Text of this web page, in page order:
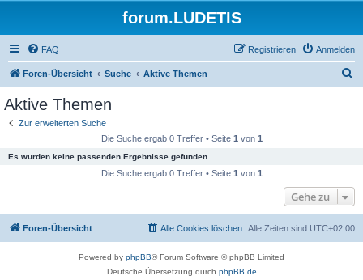
forum.LUDETIS
FAQ Anmelden
Registrieren
Foren-Übersicht Suche Aktive Themen
Aktive Themen
Zur erweiterten Suche
Die Suche ergab 0 Treffer • Seite 1 von 1
Es wurden keine passenden Ergebnisse gefunden.
Die Suche ergab 0 Treffer • Seite 1 von 1
Gehe zu
Foren-Übersicht Alle Zeiten sind UTC+02:00
Alle Cookies löschen
Powered by phpBB® Forum Software © phpBB Limited
Deutsche Übersetzung durch phpBB.de